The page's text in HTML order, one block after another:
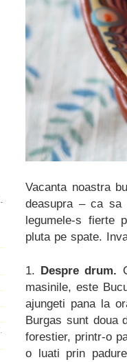
Vacanta noastra
deasupra – ca
legumele-s fierte
pluta pe spate.
1. Despre drum.
masinile, este
ajungeti pana la
Burgas sunt doua
forestier, printr-o
o luati prin